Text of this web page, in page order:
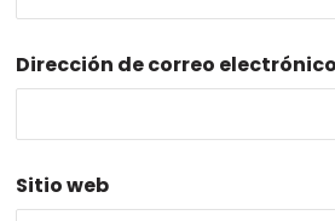
Dirección de correo electrónico
Sitio web